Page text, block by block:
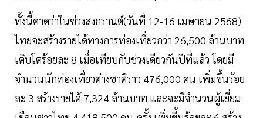
ทั้งนี้คาดว่าในช่วงสงกรานต์(วันที่ 12-16 เมษายน 2568)
ไทยจะสร้างรายได้ทางการท่องเที่ยวกว่า 26,500 ล้านบาท
เติบโตร้อยละ 8 เมื่อเทียบกับช่วงเดียวกันปีที่แล้ว โดยมี
จำนวนนักท่องเที่ยวต่างชาติราว 476,000 คน เพิ่มขึ้นร้อย
ละ 3 สร้างรายได้ 7,324 ล้านบาท และจะมีจำนวนผู้เยี่ยม